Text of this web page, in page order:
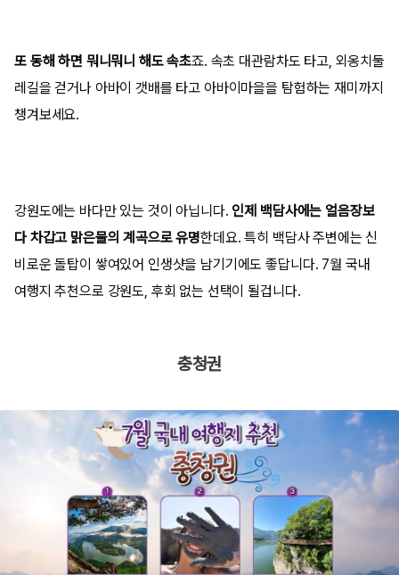
또 동해 하면 뭐니뭐니 해도 속초죠. 속초 대관람차도 타고, 외옹치둘
레길을 걷거나 아바이 갯배를 타고 아바이마을을 탐험하는 재미까지
챙겨보세요.
강원도에는 바다만 있는 것이 아닙니다. 인제 백담사에는 얼음장보
다 차갑고 맑은물의 계곡으로 유명한데요. 특히 백담사 주변에는 신
비로운 돌탑이 쌓여있어 인생샷을 남기기에도 좋답니다. 7월 국내
여행지 추천으로 강원도, 후회 없는 선택이 될겁니다.
충청권